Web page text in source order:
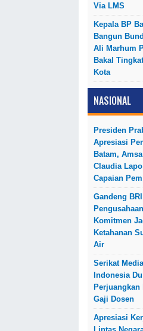
Via LMS
Kepala BP
Bangun
Ali Marhum
Bakal
Kota
NASIONAL
Presiden
Apresiasi
Batam,
Claudia
Capaian
Gandeng
Komitmen
Ketahanan
Air
Serikat
Indonesia
Perjuangkan
Gaji Dosen
Apresiasi